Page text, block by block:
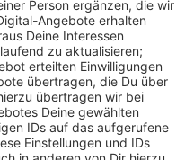
bezahlen, auch